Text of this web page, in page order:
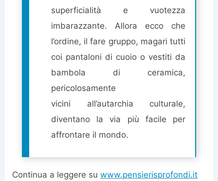
superficialità e vuotezza
imbarazzante. Allora ecco che
l’ordine, il fare gruppo, magari tutti
coi pantaloni di cuoio o vestiti da
bambola di ceramica,
pericolosamente
vicini all’autarchia culturale,
diventano la via più facile per
affrontare il mondo.
Continua a leggere su www.pensierisprofondi.it